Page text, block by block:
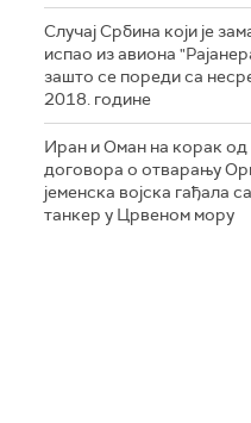
Случај Србина који је
испао из авиона
зашто се пореди са
2018. године
Иран и Оман на корак од
договора о отварању
jеменска војска гађала
танкер у Црвеном мору